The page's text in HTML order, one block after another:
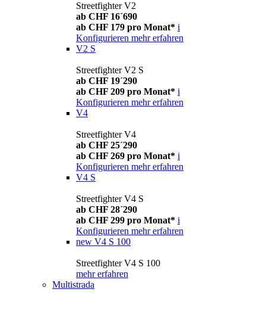
Streetfighter V2
ab CHF 16´690
ab CHF 179 pro Monat* i
Konfigurieren mehr erfahren
V2 S
Streetfighter V2 S
ab CHF 19´290
ab CHF 209 pro Monat* i
Konfigurieren mehr erfahren
V4
Streetfighter V4
ab CHF 25´290
ab CHF 269 pro Monat* i
Konfigurieren mehr erfahren
V4 S
Streetfighter V4 S
ab CHF 28´290
ab CHF 299 pro Monat* i
Konfigurieren mehr erfahren
new V4 S 100
Streetfighter V4 S 100
mehr erfahren
Multistrada